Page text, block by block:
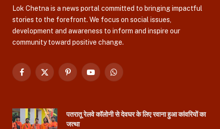
Lok Chetna is a news portal committed to bringing impactful
stories to the forefront. We focus on social issues,
development and awareness to inform and inspire our
community toward positive change.
Facebook
X
PinterestYouTubeWhatsApp
पतरातू रेलवे कॉलोनी से देवघर के लिए रवाना हुआ कांवरियों का
जत्था